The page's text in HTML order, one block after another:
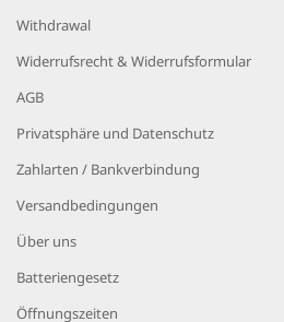
Withdrawal
Widerrufsrecht & Widerrufsformular
AGB
Privatsphäre und Datenschutz
Zahlarten / Bankverbindung
Versandbedingungen
Über uns
Batteriengesetz
Öffnungszeiten